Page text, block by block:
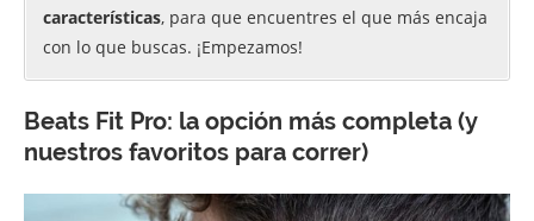
características, para que encuentres el que más encaja
con lo que buscas. ¡Empezamos!
Beats Fit Pro: la opción más completa (y
nuestros favoritos para correr)